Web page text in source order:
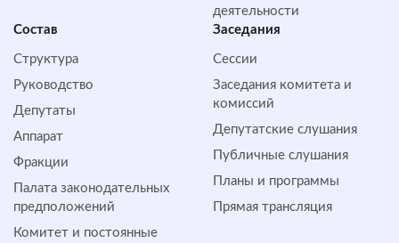
деятельности
Состав
Структура
Руководство
Депутаты
Аппарат
Фракции
Палата законодательных
предположений
Комитет и постоянные
Заседания
Сессии
Заседания комитета и
комиссий
Депутатские слушания
Публичные слушания
Планы и программы
Прямая трансляция